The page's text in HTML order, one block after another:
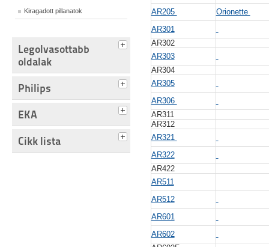
Kiragadott pillanatok
Legolvasottabb
oldalak
Philips
EKA
Cikk lista
AR205
Orionette
AR301
AR302
AR303
AR304
AR305
AR306
AR311
AR312
AR321
AR322
AR422
AR511
AR512
AR601
AR602